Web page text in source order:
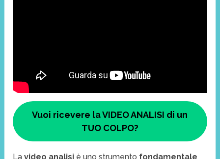
Vuoi ricevere la VIDEO ANALISI di un
TUO COLPO?
Lavideo analisi è uno strumento fondamentale